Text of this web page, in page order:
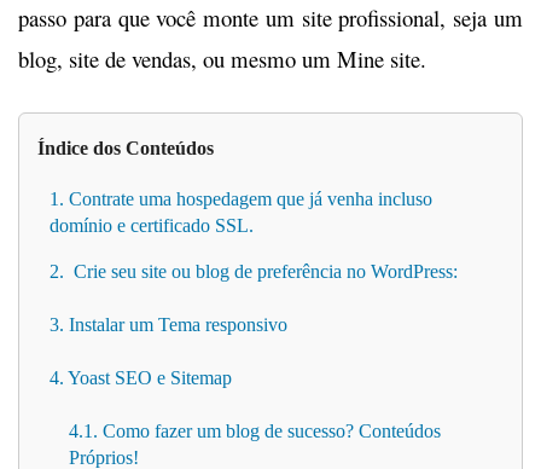
passo para que você monte um site profissional, seja um
blog, site de vendas, ou mesmo um Mine site.
Índice dos Conteúdos
1. Contrate uma hospedagem que já venha incluso
domínio e certificado SSL.
2. Crie seu site ou blog de preferência no WordPress:
3. Instalar um Tema responsivo
4. Yoast SEO e Sitemap
4.1. Como fazer um blog de sucesso? Conteúdos
Próprios!